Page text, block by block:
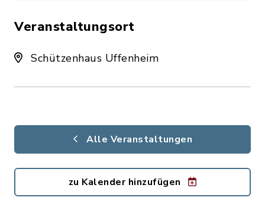
Veranstaltungsort
Schützenhaus Uffenheim
Alle Veranstaltungen
zu Kalender hinzufügen